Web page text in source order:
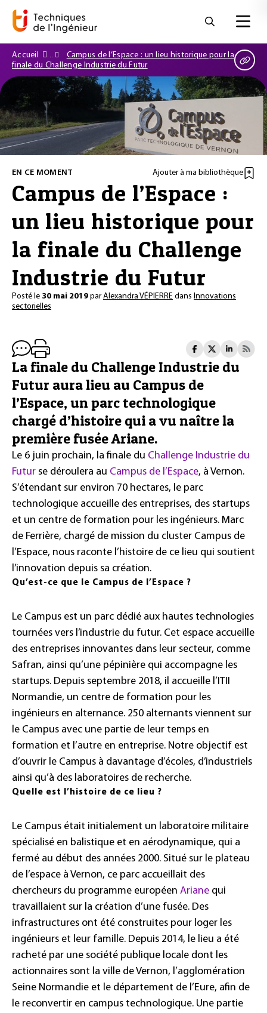
Accueil
Campus de l’Espace : un lieu historique pour la
finale du Challenge Industrie du Futur
EN CE MOMENT Ajouter à ma bibliothèque
Campus de l’Espace :
un lieu historique pour
la finale du Challenge
Industrie du Futur
Posté le 30 mai 2019 parAlexandra VÉPIERRE dans Innovations
sectorielles
La finale du Challenge Industrie du
Futur aura lieu au Campus de
l’Espace, un parc technologique
chargé d’histoire qui a vu naître la
première fusée Ariane.
Le 6 juin prochain, la finale du Challenge Industrie du
Futur se déroulera au Campus de l’Espace, à Vernon.
S’étendant sur environ 70 hectares, le parc
technologique accueille des entreprises, des startups
et un centre de formation pour les ingénieurs. Marc
de Ferrière, chargé de mission du cluster Campus de
l’Espace, nous raconte l’histoire de ce lieu qui soutient
l’innovation depuis sa création.
Qu’est-ce que le Campus de l’Espace ?
Le Campus est un parc dédié aux hautes technologies
tournées vers l’industrie du futur. Cet espace accueille
des entreprises innovantes dans leur secteur, comme
Safran, ainsi qu’une pépinière qui accompagne les
startups. Depuis septembre 2018, il accueille l’ITII
Normandie, un centre de formation pour les
ingénieurs en alternance. 250 alternants viennent sur
le Campus avec une partie de leur temps en
formation et l’autre en entreprise. Notre objectif est
d’ouvrir le Campus à davantage d’écoles, d’industriels
ainsi qu’à des laboratoires de recherche.
Quelle est l’histoire de ce lieu ?
Le Campus était initialement un laboratoire militaire
spécialisé en balistique et en aérodynamique, qui a
fermé au début des années 2000. Situé sur le plateau
de l’espace à Vernon, ce parc accueillait des
chercheurs du programme européen Ariane qui
travaillaient sur la création d’une fusée. Des
infrastructures ont été construites pour loger les
ingénieurs et leur famille. Depuis 2014, le lieu a été
racheté par une société publique locale dont les
actionnaires sont la ville de Vernon, l’agglomération
Seine Normandie et le département de l’Eure, afin de
le reconvertir en campus technologique. Une partie